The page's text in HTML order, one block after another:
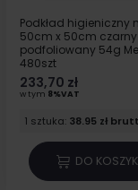
Podkład higieniczny
50cm x 50cm czarny
podfoliowany 54g
480szt
233,70 zł
w tym 8%VAT
1 sztuka: 38.95 zł
DO